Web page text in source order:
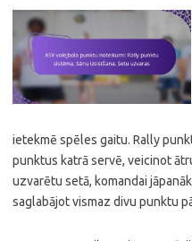
ietekmē spēles gaitu. Rally
punktus katrā servē, veicinot
uzvarētu setā, komandai
saglabājot vismaz divu punktu